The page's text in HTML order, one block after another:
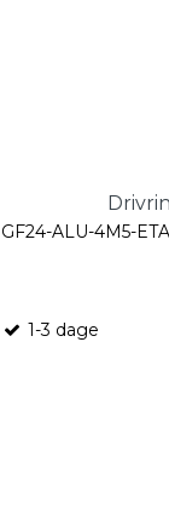
GF24-ALU-4M5-
1-3 dage